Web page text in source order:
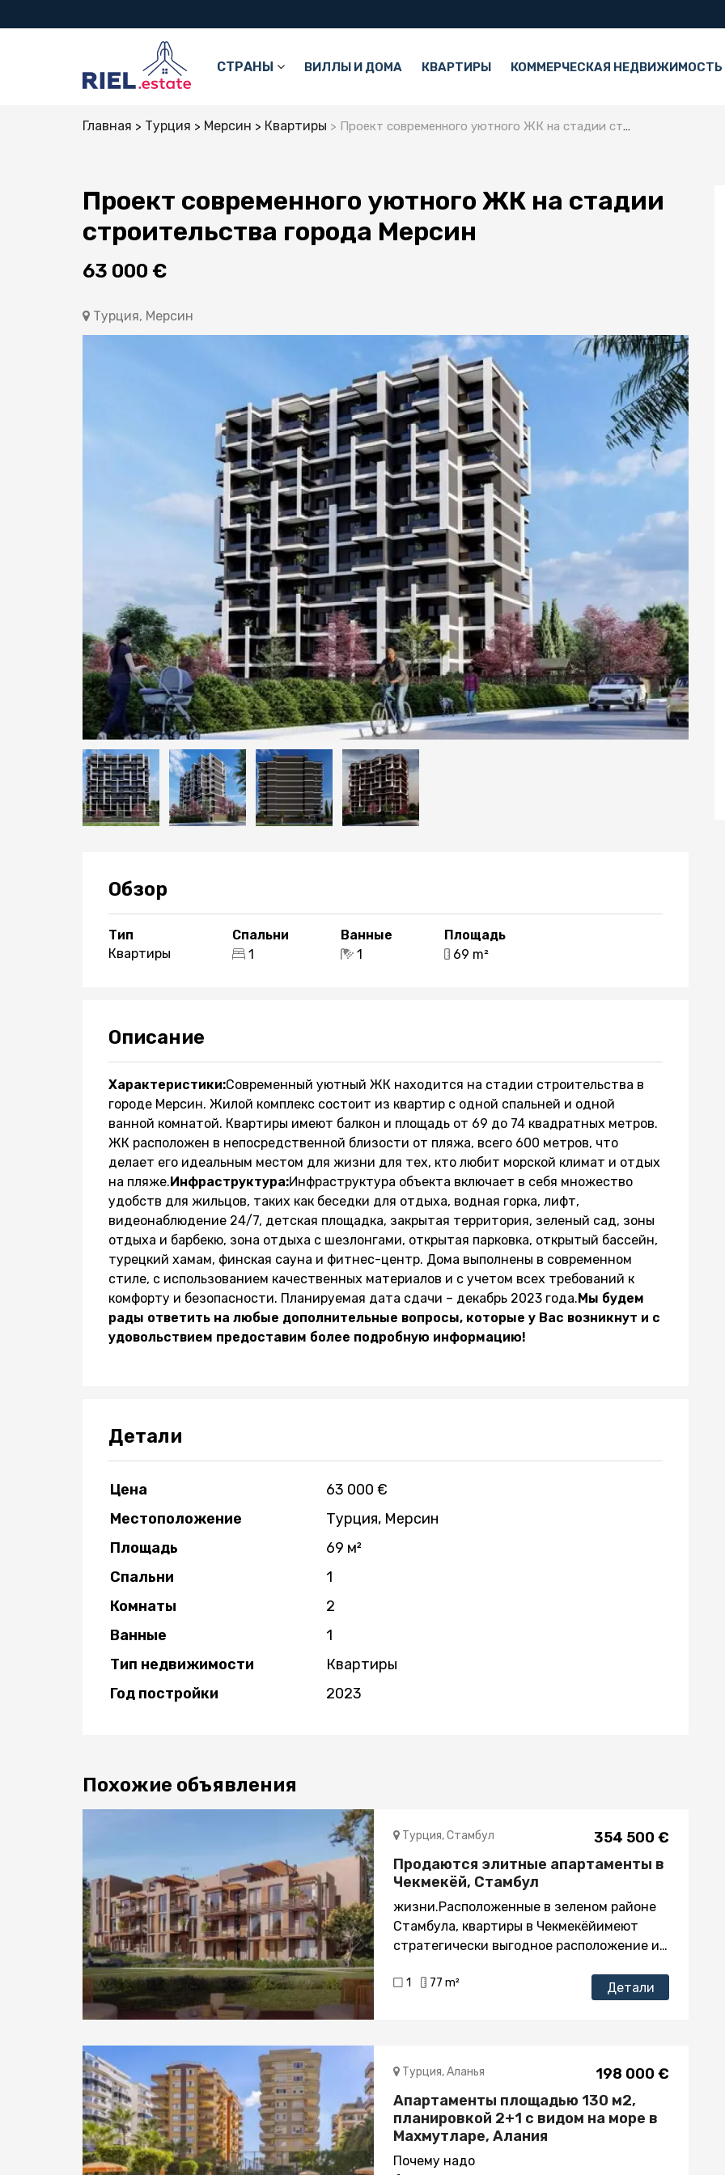
СТРАНЫ ВИЛЛЫ И ДОМА КВАРТИРЫ КОММЕРЧЕСКАЯ НЕДВИЖИМОСТЬ
Главная Турция Мерсин Квартиры Проект современного уютного ЖК на стадии строительства города Мерсин
Проект современного уютного ЖК на стадии
строительства города Мерсин
63 000 €
Турция, Мерсин
Обзор
Тип
Квартиры
Спальни
1
Ванные
1
Площадь
69 m²
Описание
Характеристики:Современный уютный ЖК находится на стадии строительства в
городе Мерсин. Жилой комплекс состоит из квартир с одной спальней и одной
ванной комнатой. Квартиры имеют балкон и площадь от 69 до 74 квадратных метров.
ЖК расположен в непосредственной близости от пляжа, всего 600 метров, что
делает его идеальным местом для жизни для тех, кто любит морской климат и отдых
на пляже.Инфраструктура:Инфраструктура объекта включает в себя множество
удобств для жильцов, таких как беседки для отдыха, водная горка, лифт,
видеонаблюдение 24/7, детская площадка, закрытая территория, зеленый сад, зоны
отдыха и барбекю, зона отдыха с шезлонгами, открытая парковка, открытый бассейн,
турецкий хамам, финская сауна и фитнес-центр. Дома выполнены в современном
стиле, с использованием качественных материалов и с учетом всех требований к
комфорту и безопасности. Планируемая дата сдачи – декабрь 2023 года.Мы будем
рады ответить на любые дополнительные вопросы, которые у Вас возникнут и с
удовольствием предоставим более подробную информацию!
Детали
Цена
63 000 €
Местоположение
Турция, Мерсин
Площадь
69 м²
Спальни
1
Комнаты
2
Ванные
1
Тип недвижимости
Квартиры
Год постройки
2023
Похожие объявления
354 500 €
Турция, Стамбул
Продаются элитные апартаменты в
Чекмекёй, Стамбул
жизни.Расположенные в зеленом районе
Стамбула, квартиры в Чекмекёйимеют
стратегически выгодное расположение и
всего, что необходимо в повседневной
жизни - обращайтесь сегодня за более
проект состоит из 13 блоков и предлагает
на продажу 125 квартир и 16 коммерческих
магазинов. В каждом из зданий всего три
этажа, покупатели могут выбрать жилье
до четырех спален. Дата завершения
1 77 m² Детали
198 000 €
Турция, Аланья
Апартаменты площадью 130 м2,
планировкой 2+1 с видом на море в
Махмутларе, Алания
Почему надо